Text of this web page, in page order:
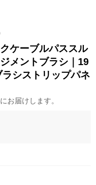
ケーブルパススル
メントブラシ｜19
シストリップパネ
お届けします。